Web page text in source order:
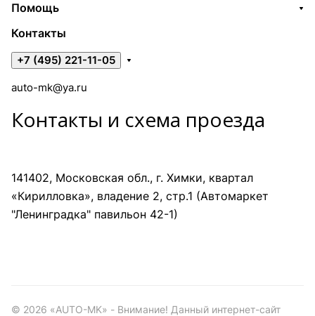
Помощь
Контакты
+7 (495) 221-11-05
auto-mk@ya.ru
Контакты и схема проезда
141402, Московская обл., г. Химки, квартал
«Кирилловка», владение 2, стр.1 (Автомаркет
"Ленинградка" павильон 42-1)
© 2026 «AUTO-MK» - Внимание! Данный интернет-сайт